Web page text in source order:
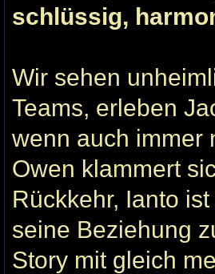
schlüssig,
Wir sehen
Teams, erleben
wenn auch immer
Owen klammert
Rückkehr, Ianto
seine Beziehung
Story mit gleich